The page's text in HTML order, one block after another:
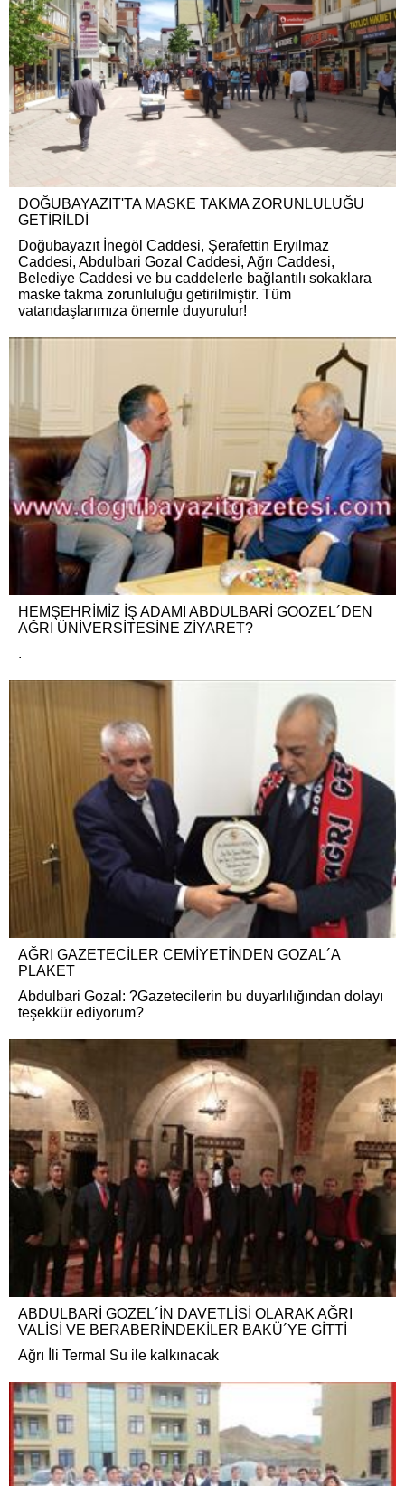
DOĞUBAYAZIT'TA MASKE TAKMA ZORUNLULUĞU
GETİRİLDİ
Doğubayazıt İnegöl Caddesi, Şerafettin Eryılmaz
Caddesi, Abdulbari Gozal Caddesi, Ağrı Caddesi,
Belediye Caddesi ve bu caddelerle bağlantılı sokaklara
maske takma zorunluluğu getirilmiştir. Tüm
vatandaşlarımıza önemle duyurulur!
HEMŞEHRİMİZ İŞ ADAMI ABDULBARİ GOOZEL´DEN
AĞRI ÜNİVERSİTESİNE ZİYARET?
.
AĞRI GAZETECİLER CEMİYETİNDEN GOZAL´A
PLAKET
Abdulbari Gozal: ?Gazetecilerin bu duyarlılığından dolayı
teşekkür ediyorum?
ABDULBARİ GOZEL´İN DAVETLİSİ OLARAK AĞRI
VALİSİ VE BERABERİNDEKİLER BAKÜ´YE GİTTİ
Ağrı İli Termal Su ile kalkınacak